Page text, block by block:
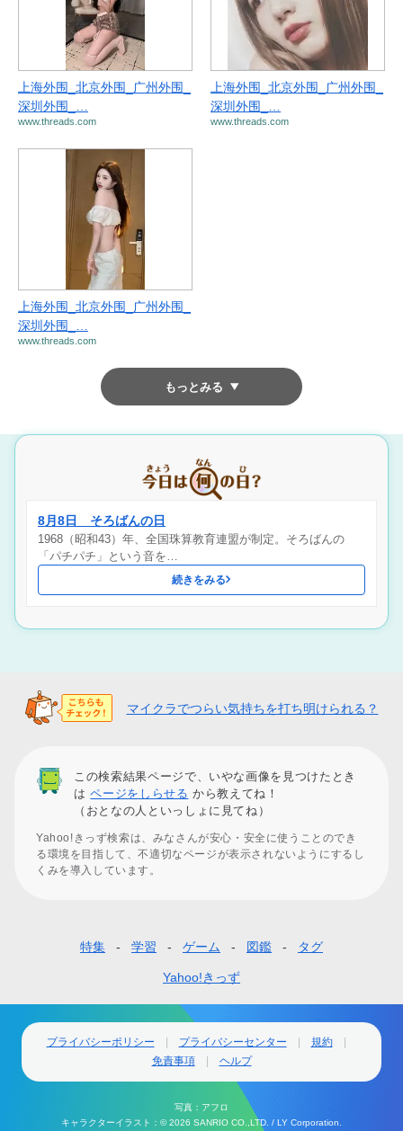
上海外围_北京外围_广州外围_
深圳外围_…
www.threads.com
上海外围_北京外围_广州外围_
深圳外围_…
www.threads.com
上海外围_北京外围_广州外围_
深圳外围_…
www.threads.com
もっとみる
8月8日 そろばんの日
1968（昭和43）年、全国珠算教育連盟が制定。そろばんの
「パチパチ」という音を…
続きをみる
マイクラでつらい気持ちを打ち明けられる？
この検索結果ページで、いやな画像を見つけたとき
はページをしらせる から教えてね！
（おとなの人といっしょに見てね）
Yahoo!きっず検索は、みなさんが安心・安全に使うことのでき
る環境を目指して、不適切なページが表示されないようにするし
くみを導入しています。
タ
ー
特集 学習 ゲーム 図鑑 タグ
Yahoo!きっず
プライバシーポリシー プライバシーセンター
規約
免責事項
ヘルプ
写真：アフロ
キャラクターイラスト：© 2026 SANRIO CO.,LTD. / LY Corporation.